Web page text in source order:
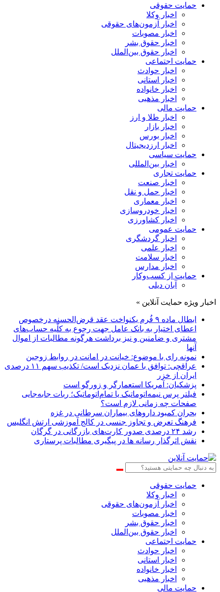
حمایت حقوقی
اخبار وکلا
اخبار آزمون‌های حقوقی
اخبار مصوبات
اخبار حقوق بشر
اخبار حقوق بین‌الملل
حمایت اجتماعی
اخبار حوادث
اخبار استانی
اخبار خانواده
اخبار مذهبی
حمایت مالی
اخبار طلا و ارز
اخبار بازار
اخبار بورس
اخبار ارزدیجیتال
حمایت سیاسی
اخبار بین‌المللی
حمایت تجاری
اخبار صنعت
اخبار حمل و نقل
اخبار معماری
اخبار خودروسازی
اخبار کشاورزی
حمایت عمومی
اخبار گردشگری
اخبار علمی
اخبار سلامت
اخبار مدارس
حمایت از کسب‌وکار
آبان دیلی
اخبار ویژه حمایت آنلاین »
ابطال ماده ۹ فُرم یکنواخت عقد قرض‌الحسنه درخصوص
اعطای اختیار به بانک عامل جهت رجوع به کلّیه حساب‌های
مشتری و ضامنین و نیز برداشت هرگونه مطالبات از اموال
آنها
نمونه رای با موضوع: خیانت در امانت در روابط زوجین
عراقچی: توافق با عمان نزدیک است/ تکذیب سهم ۱۱ درصدی
ایران از خزر
پزشکیان: آمریکا استعمارگر و زورگو است
فیلتر پرس نیمه‌اتوماتیک یا تمام‌اتوماتیک؛ ربات جابه‌جایی
صفحات چه زمانی لازم است؟
بحران کمبود دارو‌های بیماران سرطانی در غزه
فرهنگ تعرض و تجاوز جنسی در کالج آموزشی ارتش انگلیس
رشد ۲۴ درصدی صدور کارت‌های بازرگانی در گرگان
نقش اثرگذار رسانه ها در پیگیری مطالبات پرستاری
حمایت حقوقی
اخبار وکلا
اخبار آزمون‌های حقوقی
اخبار مصوبات
اخبار حقوق بشر
اخبار حقوق بین‌الملل
حمایت اجتماعی
اخبار حوادث
اخبار استانی
اخبار خانواده
اخبار مذهبی
حمایت مالی